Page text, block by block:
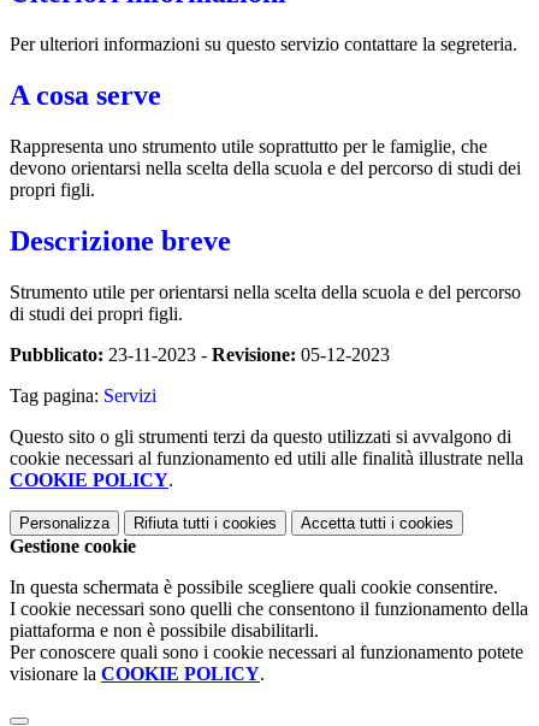
Per ulteriori informazioni su questo servizio contattare la segreteria.
A cosa serve
Rappresenta uno strumento utile soprattutto per le famiglie, che
devono orientarsi nella scelta della scuola e del percorso di studi dei
propri figli.
Descrizione breve
Strumento utile per orientarsi nella scelta della scuola e del percorso
di studi dei propri figli.
Pubblicato: 23-11-2023 - Revisione: 05-12-2023
Tag pagina: Servizi
Questo sito o gli strumenti terzi da questo utilizzati si avvalgono di
cookie necessari al funzionamento ed utili alle finalità illustrate nella
COOKIE POLICY.
Personalizza Rifiuta tutti i cookies Accetta tutti i cookies
Gestione cookie
In questa schermata è possibile scegliere quali cookie consentire.
I cookie necessari sono quelli che consentono il funzionamento della
piattaforma e non è possibile disabilitarli.
Per conoscere quali sono i cookie necessari al funzionamento potete
visionare la COOKIE POLICY.